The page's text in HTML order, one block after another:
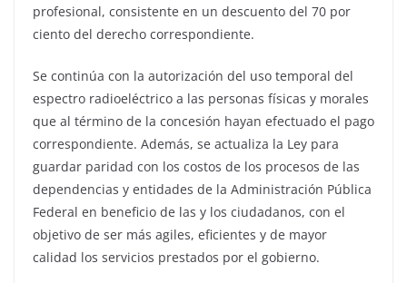
profesional, consistente en un descuento del 70 por
ciento del derecho correspondiente.
Se continúa con la autorización del uso temporal del
espectro radioeléctrico a las personas físicas y morales
que al término de la concesión hayan efectuado el pago
correspondiente. Además, se actualiza la Ley para
guardar paridad con los costos de los procesos de las
dependencias y entidades de la Administración Pública
Federal en beneficio de las y los ciudadanos, con el
objetivo de ser más agiles, eficientes y de mayor
calidad los servicios prestados por el gobierno.